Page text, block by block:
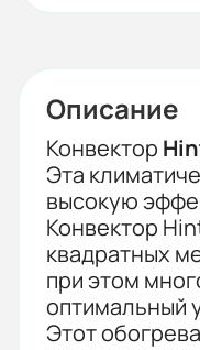
Описание
Конвектор
Эта
высокую
Конвектор
квадратных
при этом
оптимальный
Этот